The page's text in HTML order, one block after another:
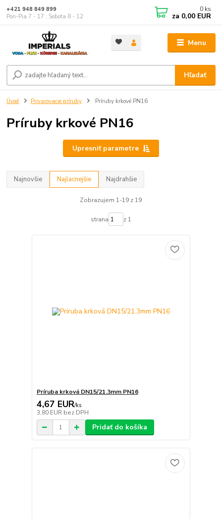
Menu
Hľadať
+421 948 849 899
Pon-Pia 7 - 17 ; Sobota 8 - 12
0 ks
za 0,00 EUR
Úvod Privarovacie príruby Príruby krkové PN16
Príruby krkové PN16
Upresniť parametre
Najnovšie Najlacnejšie Najdrahšie
Zobrazujem 1-19 z 19
strana z 1
Príruba krková DN15/21.3mm PN16
4,67 EUR/ks
3,80 EUR bez DPH
Pridať do košíka